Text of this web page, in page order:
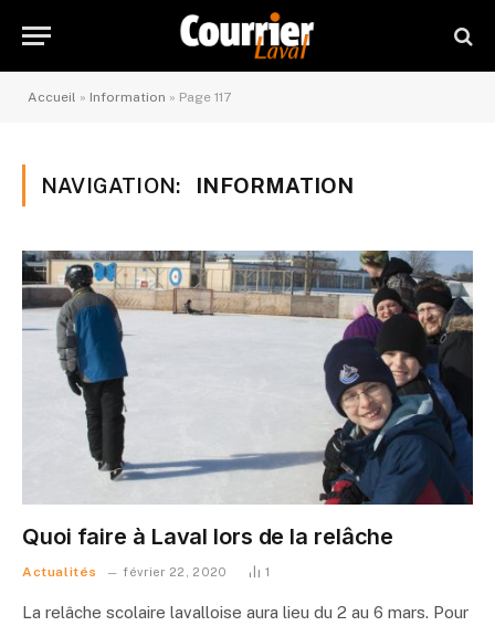
Accueil » Information » Page 117
NAVIGATION: INFORMATION
Quoi faire à Laval lors de la relâche
Actualités février 22, 2020 1
La relâche scolaire lavalloise aura lieu du 2 au 6 mars. Pour